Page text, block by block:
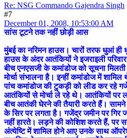
Re: NSG Commando Gajendra Singh
#7
December 01, 2008, 10:53:00 AM
सांस टूटने तक नहीं छोड़ी आस
मुंबई का नरिमन हाउस। चारों तरफ धुआं
हाउस के अंदर आतंकियों ने इजराइली
बीच एनएसजी के कमांडोज को सूचना
मोर्चा संभालना है। इन्हीं कमांडोज में
पांच कमांडोज की टुकड़ी को लीड कर रहे
आतंकियों से मोर्चा ले रहे थे। आतंकियों पर
बीच आतंकी घेरने की तैयारी करते हैं।
के सिर पर लगता है। गजेंद्र जमीन पर गिर
नहीं हारते। लड़ने की कोशिश करते हैं, पर
अंत्येष्टि में शामिल होने आए उनके साथ